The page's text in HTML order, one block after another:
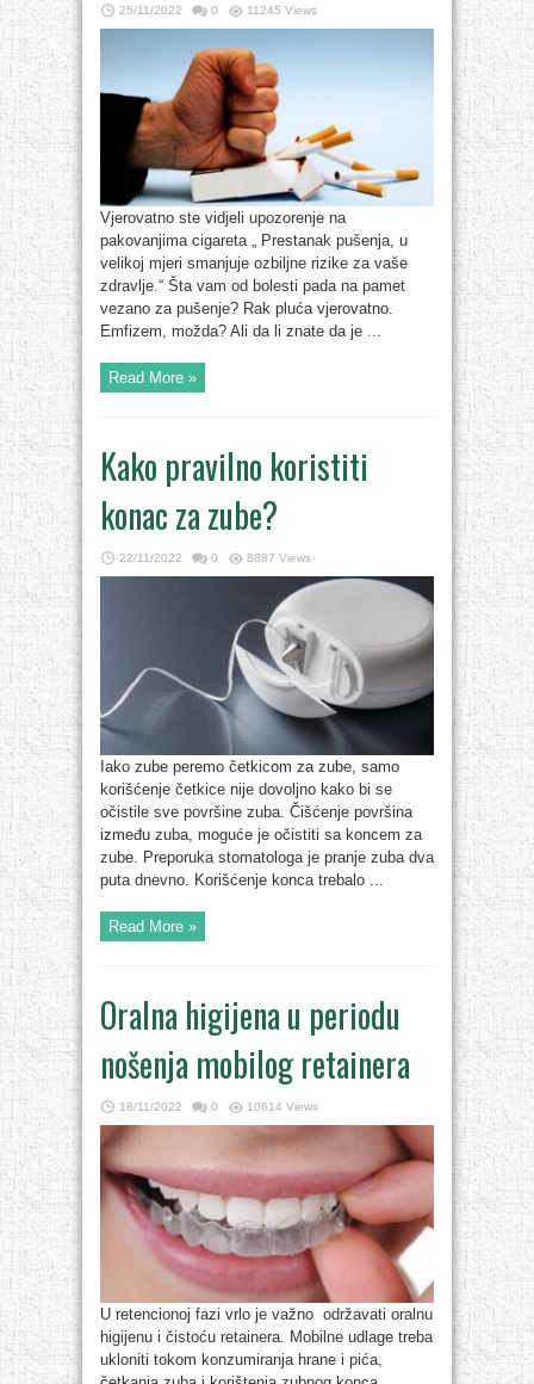
25/11/2022 0 11245 Views
Vjerovatno ste vidjeli upozorenje na
pakovanjima cigareta „ Prestanak pušenja, u
velikoj mjeri smanjuje ozbiljne rizike za vaše
zdravlje.“ Šta vam od bolesti pada na pamet
vezano za pušenje? Rak pluća vjerovatno.
Emfizem, možda? Ali da li znate da je ...
Read More »
Kako pravilno koristiti
konac za zube?
22/11/2022 0 8887 Views
Iako zube peremo četkicom za zube, samo
korišćenje četkice nije dovoljno kako bi se
očistile sve površine zuba. Čišćenje površina
između zuba, moguće je očistiti sa koncem za
zube. Preporuka stomatologa je pranje zuba dva
puta dnevno. Korišćenje konca trebalo ...
Read More »
Oralna higijena u periodu
nošenja mobilog retainera
18/11/2022 0 10614 Views
U retencionoj fazi vrlo je važno održavati oralnu
higijenu i čistoću retainera. Mobilne udlage treba
ukloniti tokom konzumiranja hrane i pića,